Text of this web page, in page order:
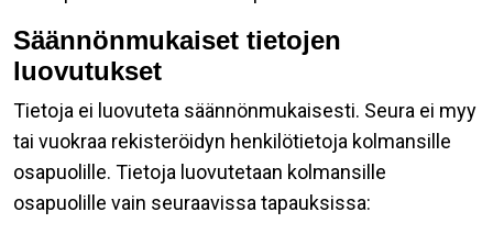
Säännönmukaiset tietojen
luovutukset
Tietoja ei luovuteta säännönmukaisesti. Seura ei myy
tai vuokraa rekisteröidyn henkilötietoja kolmansille
osapuolille. Tietoja luovutetaan kolmansille
osapuolille vain seuraavissa tapauksissa: